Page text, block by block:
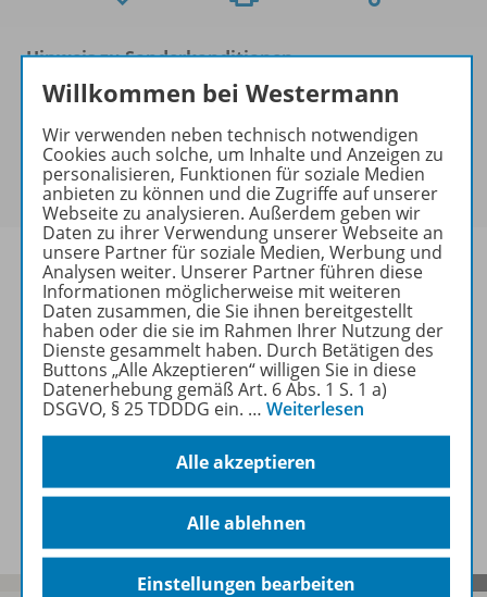
Hinweis zu Sonderkonditionen
Bei Bezahlung über Paypal und Kreditkarte können
keine Sonderkonditionen gewährt werden.
Sie haben ein passendesSpar-Paket?
Um den für Sie gültigen Preis zu sehen,melden Sie
sich bitte an.
Informationen
Weitere Inhalte der Ausgabe
Spar-Pakete
Willkommen bei Westermann
Wir verwenden neben technisch notwendigen
Cookies auch solche, um Inhalte und Anzeigen zu
personalisieren, Funktionen für soziale Medien
anbieten zu können und die Zugriffe auf unserer
Webseite zu analysieren. Außerdem geben wir
Daten zu ihrer Verwendung unserer Webseite an
unsere Partner für soziale Medien, Werbung und
Analysen weiter. Unserer Partner führen diese
Informationen möglicherweise mit weiteren
Daten zusammen, die Sie ihnen bereitgestellt
haben oder die sie im Rahmen Ihrer Nutzung der
Dienste gesammelt haben. Durch Betätigen des
Buttons „Alle Akzeptieren“ willigen Sie in diese
Datenerhebung gemäß Art. 6 Abs. 1 S. 1 a)
DSGVO, § 25 TDDDG ein. … Weiterlesen
Alle akzeptieren
Alle ablehnen
Einstellungen bearbeiten